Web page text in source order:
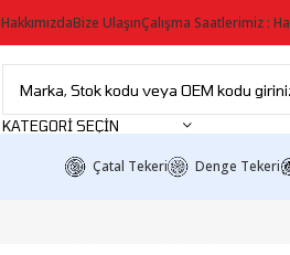
HakkımızdaBize UlaşınÇalışma Saatlerimiz :
KATEGORI SEÇIN
Çatal Tekeri Denge Tekeri